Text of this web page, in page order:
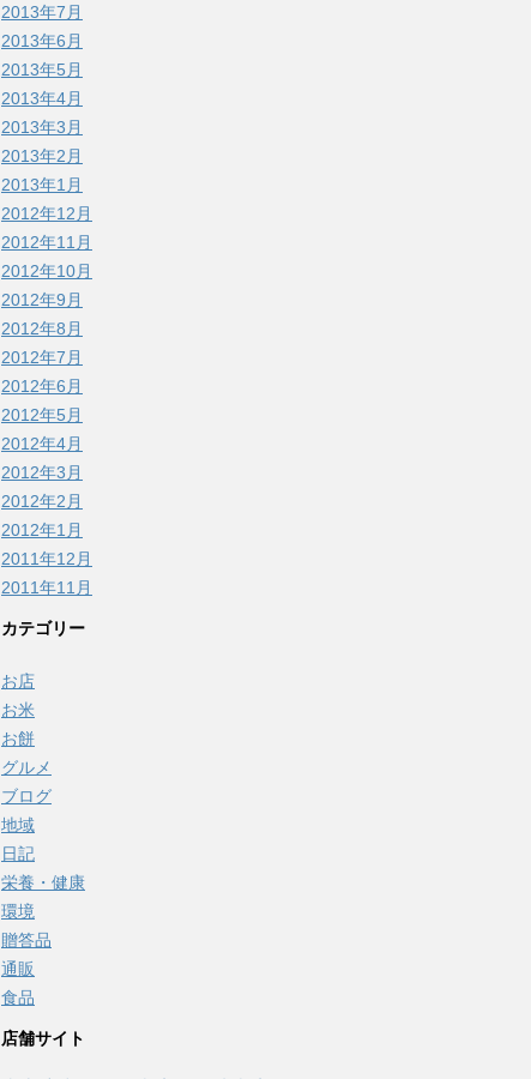
2013年7月
2013年6月
2013年5月
2013年4月
2013年3月
2013年2月
2013年1月
2012年12月
2012年11月
2012年10月
2012年9月
2012年8月
2012年7月
2012年6月
2012年5月
2012年4月
2012年3月
2012年2月
2012年1月
2011年12月
2011年11月
カテゴリー
お店
お米
お餅
グルメ
ブログ
地域
日記
栄養・健康
環境
贈答品
通販
食品
店舗サイト